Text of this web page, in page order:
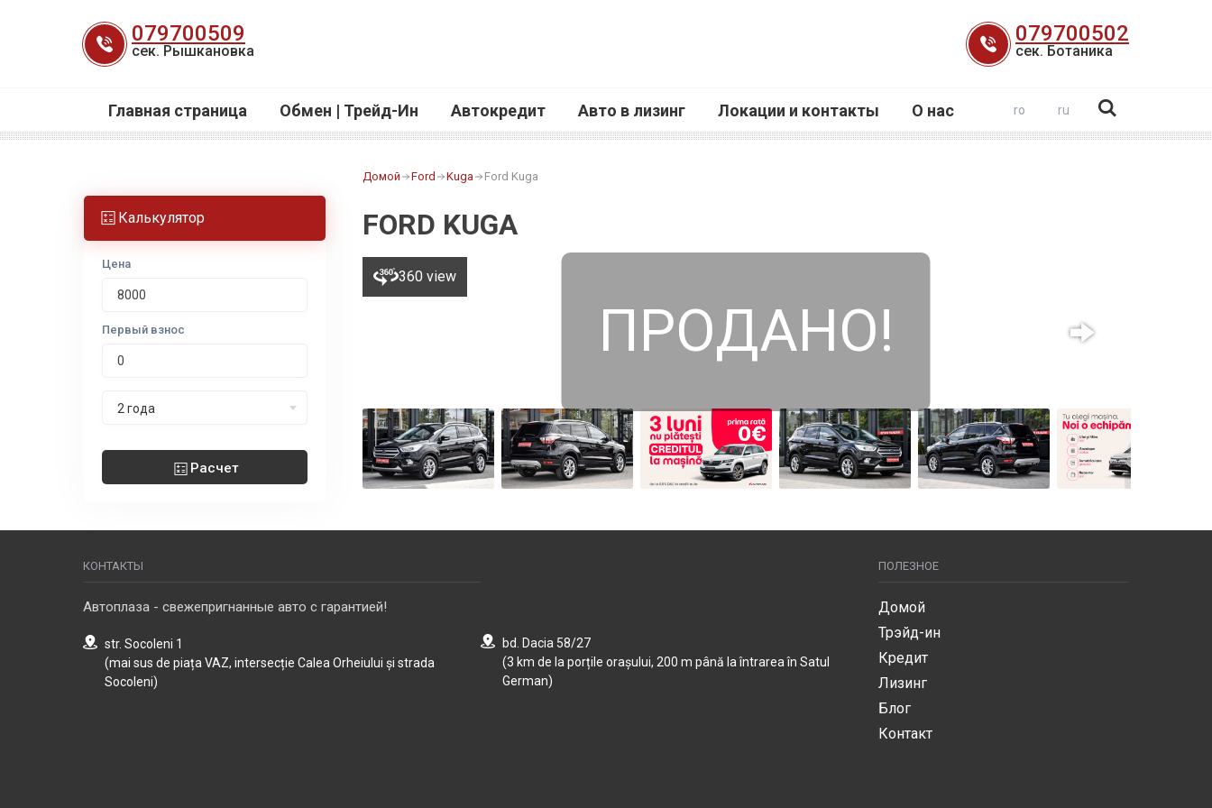
содержанию
079700509
сек. Рышкановка
079700502
сек. Ботаника
Главная страница Обмен | Трейд-Ин Автокредит Авто в лизинг Локации и контакты О нас ro ru
Калькулятор
Цена
Первый взнос
2 года
Расчет
Домой Ford Kuga Ford Kuga
FORD KUGA
360 view
ПРОДАНО!
КОНТАКТЫ
Автоплаза - свежепригнанные авто с гарантией!
str. Socoleni 1
(mai sus de piața VAZ, intersecție Calea Orheiului și strada
Socoleni)
bd. Dacia 58/27
(3 km de la porțile orașului, 200 m până la întrarea în Satul
German)
ПОЛЕЗНОЕ
Домой
Трэйд-ин
Кредит
Лизинг
Блог
Контакт